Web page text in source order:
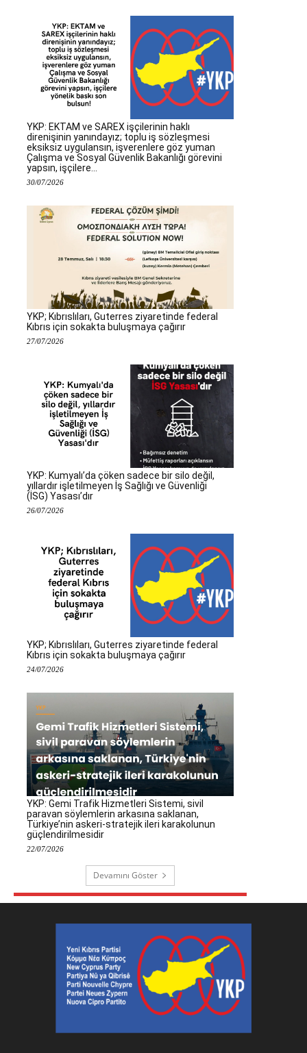
YKP: EKTAM ve SAREX işçilerinin haklı
direnişinin yanındayız; toplu iş sözleşmesi
eksiksiz uygulansın, işverenlere göz yuman
Çalışma ve Sosyal Güvenlik Bakanlığı görevini
yapsın, işçilere...
30/07/2026
YKP; Kıbrıslıları, Guterres ziyaretinde federal
Kıbrıs için sokakta buluşmaya çağırır
27/07/2026
YKP: Kumyalı’da çöken sadece bir silo değil,
yıllardır işletilmeyen İş Sağlığı ve Güvenliği
(İSG) Yasası’dır
26/07/2026
YKP; Kıbrıslıları, Guterres ziyaretinde federal
Kıbrıs için sokakta buluşmaya çağırır
24/07/2026
YKP: Gemi Trafik Hizmetleri Sistemi, sivil
paravan söylemlerin arkasına saklanan,
Türkiye’nin askeri-stratejik ileri karakolunun
güçlendirilmesidir
22/07/2026
Devamını Göster